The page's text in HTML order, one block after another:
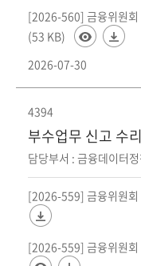
[2026-560] 금융위원
(53 KB)
2026-07-30
4394
부수업무 신고 수
담당부서 : 금융데이터
[2026-559] 금융위원
[2026-559] 금융위원